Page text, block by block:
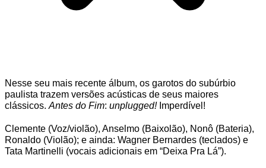
Nesse seu mais recente álbum, os garotos do subúrbio
paulista trazem versões acústicas de seus maiores
clássicos. Antes do Fim: unplugged!Imperdível!
Clemente (Voz/violão), Anselmo (Baixolão), Nonô (Bateria),
Ronaldo (Violão); e ainda: Wagner Bernardes (teclados) e
Tata Martinelli (vocais adicionais em “Deixa Pra Lá”).